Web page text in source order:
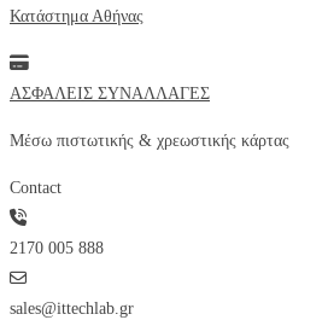
Κατάστημα Αθήνας
ΑΣΦΑΛΕΙΣ ΣΥΝΑΛΛΑΓΕΣ
Μέσω πιστωτικής & χρεωστικής κάρτας
Contact
2170 005 888
sales@ittechlab.gr